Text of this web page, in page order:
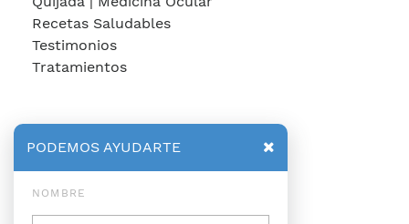
Recetas Saludables
Testimonios
Tratamientos
PODEMOS AYUDARTE
NOMBRE